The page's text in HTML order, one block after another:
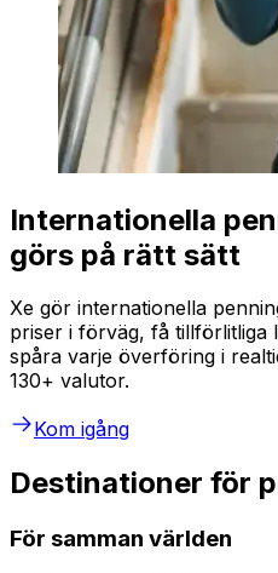
Internationella
görs på rätt sätt
Xe gör internationella
priser i förväg, få tillförlitliga
spåra varje överföring i
130+ valutor.
Kom igång
Destinationer för
För samman världen